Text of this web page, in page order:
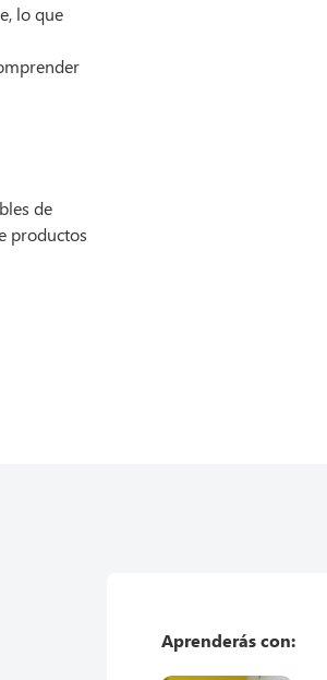
lo que
de
productos
Aprenderás con: